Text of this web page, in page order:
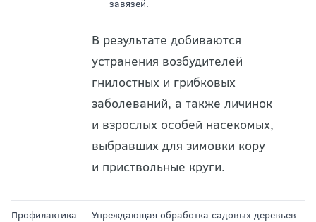
завязей.
В результате добиваются
устранения возбудителей
гнилостных и грибковых
заболеваний, а также личинок
и взрослых особей насекомых,
выбравших для зимовки кору
и приствольные круги.
Профилактика
Упреждающая обработка садовых деревьев